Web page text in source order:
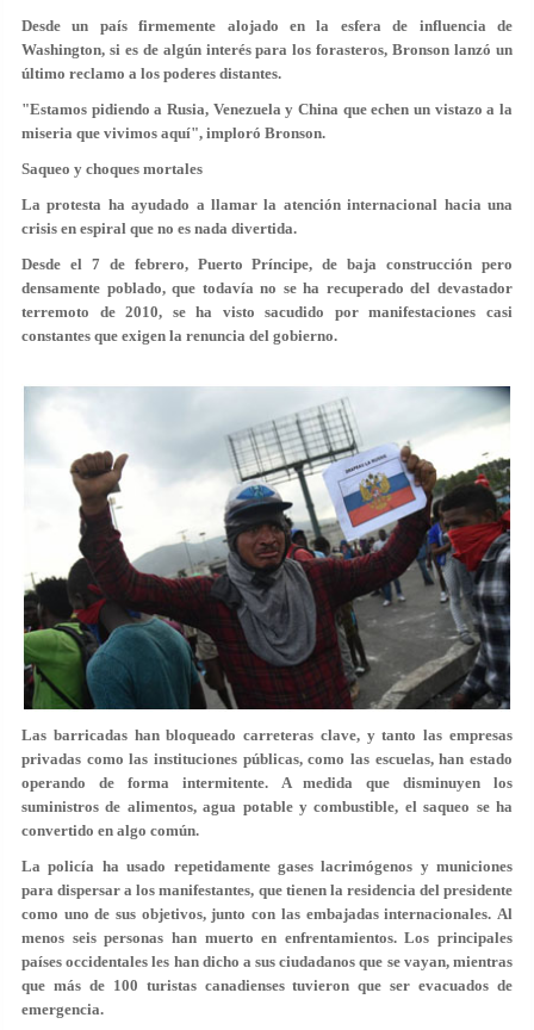
Desde un país firmemente alojado en la esfera de influencia de
Washington, si es de algún interés para los forasteros, Bronson lanzó un
último reclamo a los poderes distantes.
"Estamos pidiendo a Rusia, Venezuela y China que echen un vistazo a la
miseria que vivimos aquí", imploró Bronson.
Saqueo y choques mortales
La protesta ha ayudado a llamar la atención internacional hacia una
crisis en espiral que no es nada divertida.
Desde el 7 de febrero, Puerto Príncipe, de baja construcción pero
densamente poblado, que todavía no se ha recuperado del devastador
terremoto de 2010, se ha visto sacudido por manifestaciones casi
constantes que exigen la renuncia del gobierno.
Las barricadas han bloqueado carreteras clave, y tanto las empresas
privadas como las instituciones públicas, como las escuelas, han estado
operando de forma intermitente. A medida que disminuyen los
suministros de alimentos, agua potable y combustible, el saqueo se ha
convertido en algo común.
La policía ha usado repetidamente gases lacrimógenos y municiones
para dispersar a los manifestantes, que tienen la residencia del presidente
como uno de sus objetivos, junto con las embajadas internacionales. Al
menos seis personas han muerto en enfrentamientos. Los principales
países occidentales les han dicho a sus ciudadanos que se vayan, mientras
que más de 100 turistas canadienses tuvieron que ser evacuados de
emergencia.